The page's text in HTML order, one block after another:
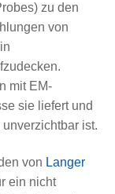
zu den
von
mit EM-
sie liefert und
ist.
von Langer
ein nicht